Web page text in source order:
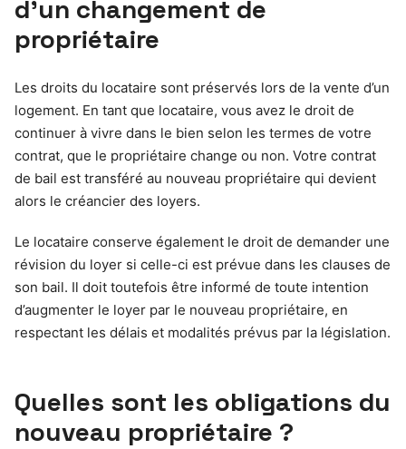
d’un changement de
propriétaire
Les droits du locataire sont préservés lors de la vente d’un
logement. En tant que locataire, vous avez le droit de
continuer à vivre dans le bien selon les termes de votre
contrat, que le propriétaire change ou non. Votre contrat
de bail est transféré au nouveau propriétaire qui devient
alors le créancier des loyers.
Le locataire conserve également le droit de demander une
révision du loyer si celle-ci est prévue dans les clauses de
son bail. Il doit toutefois être informé de toute intention
d’augmenter le loyer par le nouveau propriétaire, en
respectant les délais et modalités prévus par la législation.
Quelles sont les obligations du
nouveau propriétaire ?